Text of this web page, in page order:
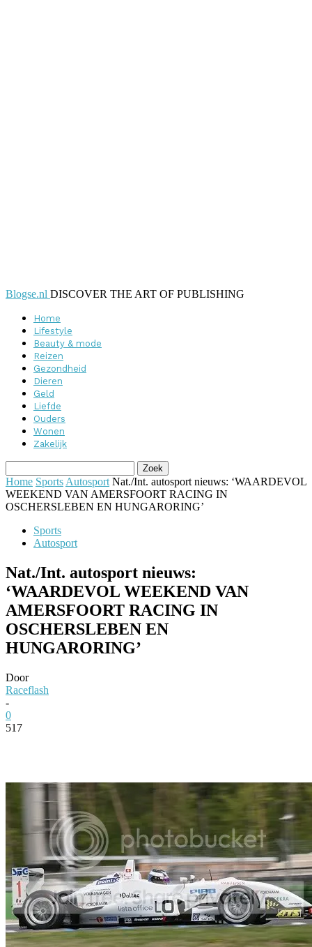
Blogse.nl DISCOVER THE ART OF PUBLISHING
Home
Lifestyle
Beauty & mode
Reizen
Gezondheid
Dieren
Geld
Liefde
Ouders
Wonen
Zakelijk
Home Sports Autosport Nat./Int. autosport nieuws: ‘WAARDEVOL
WEEKEND VAN AMERSFOORT RACING IN
OSCHERSLEBEN EN HUNGARORING’
Sports
Autosport
Nat./Int. autosport nieuws:
‘WAARDEVOL WEEKEND VAN
AMERSFOORT RACING IN
OSCHERSLEBEN EN
HUNGARORING’
Door
Raceflash
-
0
517